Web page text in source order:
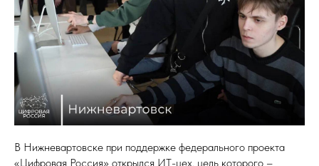
В Нижневартовске при поддержке федерального проекта
«Цифровая Россия» открылся ИТ-цех, цель которого –